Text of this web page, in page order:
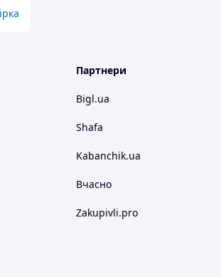
Партнери
Bigl.ua
Shafa
Kabanchik.ua
Вчасно
Zakupivli.pro